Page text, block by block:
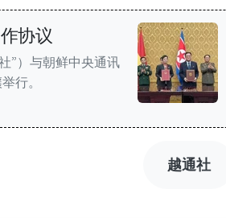
协议
”）与朝鲜中央通讯
行。
越通社